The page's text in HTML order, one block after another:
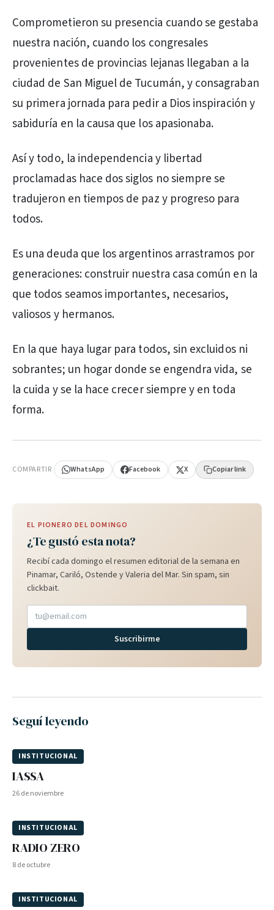
Comprometieron su presencia cuando se gestaba
nuestra nación, cuando los congresales
provenientes de provincias lejanas llegaban a la
ciudad de San Miguel de Tucumán, y consagraban
su primera jornada para pedir a Dios inspiración y
sabiduría en la causa que los apasionaba.
Así y todo, la independencia y libertad
proclamadas hace dos siglos no siempre se
tradujeron en tiempos de paz y progreso para
todos.
Es una deuda que los argentinos arrastramos por
generaciones: construir nuestra casa común en la
que todos seamos importantes, necesarios,
valiosos y hermanos.
En la que haya lugar para todos, sin excluidos ni
sobrantes; un hogar donde se engendra vida, se
la cuida y se la hace crecer siempre y en toda
forma.
COMPARTIR WhatsApp Facebook X Copiar link
EL PIONERO DEL DOMINGO
¿Te gustó esta nota?
Recibí cada domingo el resumen editorial de la semana en
Pinamar, Cariló, Ostende y Valeria del Mar. Sin spam, sin
clickbait.
Suscribirme
Seguí leyendo
INSTITUCIONAL
IASSA
26 de noviembre
INSTITUCIONAL
RADIO ZERO
8 de octubre
INSTITUCIONAL